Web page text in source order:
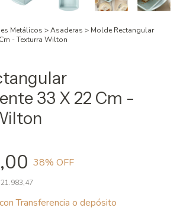
Metálicos >Asaderas > Molde Rectangular
- Texturra Wilton
33 X 22 Cm -
38% OFF
con Transferencia o depósito